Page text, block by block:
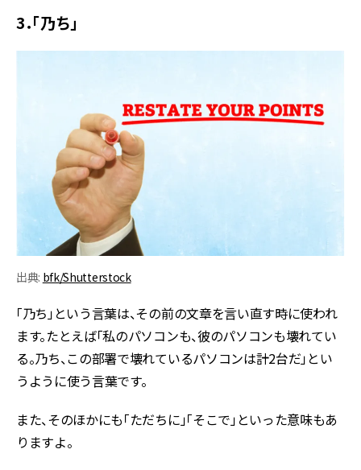
3．「乃ち」
出典: bfk/Shutterstock
「乃ち」という言葉は、その前の文章を言い直す時に使われ
ます。たとえば「私のパソコンも、彼のパソコンも壊れてい
る。乃ち、この部署で壊れているパソコンは計2台だ」とい
うように使う言葉です。
また、そのほかにも「ただちに」「そこで」といった意味もあ
りますよ。